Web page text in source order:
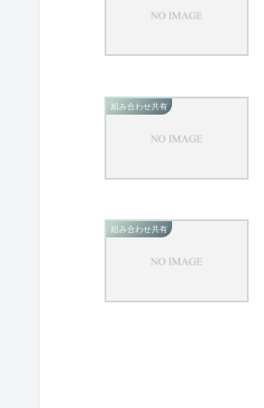
組み合わせ共有
組み合わせ共有